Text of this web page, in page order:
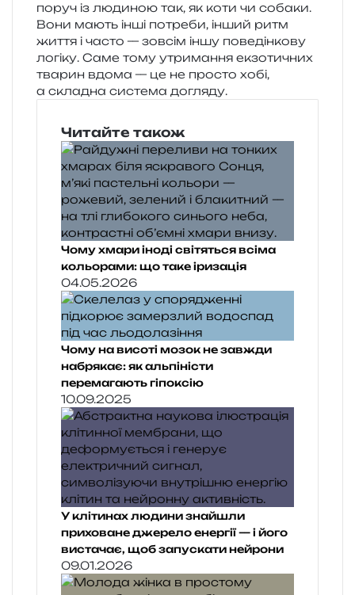
поруч із люди­ною так, як коти чи соба­ки.
Вони мають інші потре­би, інший ритм
життя і часто — зов­сім іншу пове­дін­ко­ву
логі­ку. Саме тому утри­ма­н­ня екзо­ти­чних
тва­рин вдома — це не про­сто хобі,
а скла­дна систе­ма догляду.
Читайте також
Чому хмари іноді світяться всіма
кольорами: що таке іризація
04.05.2026
Чому на висоті мозок не завжди
набрякає: як альпіністи
перемагають гіпоксію
10.09.2025
У клітинах людини знайшли
приховане джерело енергії — і його
вистачає, щоб запускати нейрони
09.01.2026